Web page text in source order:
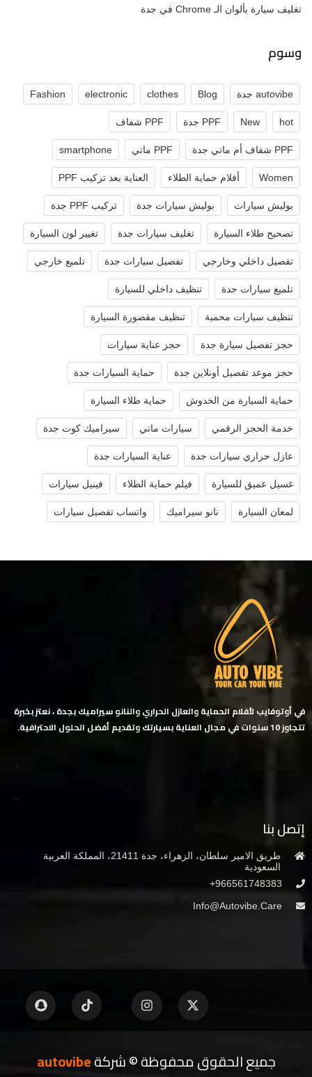
تغليف سيارة بألوان الـ Chrome في جدة
وسوم
autovibe جدة Blog
clothes
electronic
Fashion
hot
New PPF جدة PPF شفاف
PPF شفاف أم ماتي جدة PPF ماتي smartphone
Women أفلام حماية الطلاء العناية بعد تركيب PPF
بوليش سيارات بوليش سيارات جدة تركيب PPF جدة
تصحيح طلاء السيارة تغليف سيارات جدة تغيير لون السيارة
تفصيل داخلي وخارجي تفصيل سيارات جدة تلميع خارجي
تلميع سيارات جدة تنظيف داخلي للسيارة
تنظيف سيارات محمية تنظيف مقصورة السيارة
حجز تفصيل سيارة جدة حجز عناية سيارات
حجز موعد تفصيل أونلاين جدة حماية السيارات جدة
حماية السيارة من الخدوش حماية طلاء السيارة
خدمة الحجز الرقمي سيارات ماتي سيراميك كوت جدة
عازل حراري سيارات جدة عناية السيارات جدة
غسيل عميق للسيارة فيلم حماية الطلاء فينيل سيارات
لمعان السيارة نانو سيراميك واتساب تفصيل سيارات
في أوتوفايب لأفلام الحماية والعازل الحراري والنانو سيراميك بجدة ، نعتز بخبرة
تتجاوز 10 سنوات في مجال العناية بسيارتك وتقديم أفضل الحلول الاحترافية.
إتصل بنا
طريق الامير سلطان، الزهراء، جدة 21411، المملكة العربية
السعودية
966561748383+
Info@autovibe.care
جميع الحقوق محفوظة © شركةautovibe